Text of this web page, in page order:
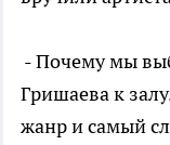
- Почему мы
Гришаева к
жанр и самый